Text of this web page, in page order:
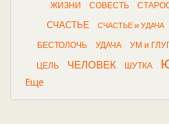
ЖИЗНИ СОВЕСТЬ
СЧАСТЬЕ СЧАСТЬЕ и УДАЧА
БЕСТОЛОЧЬ УДАЧА УМ и
ЦЕЛЬ ЧЕЛОВЕК ШУТКА
Еще